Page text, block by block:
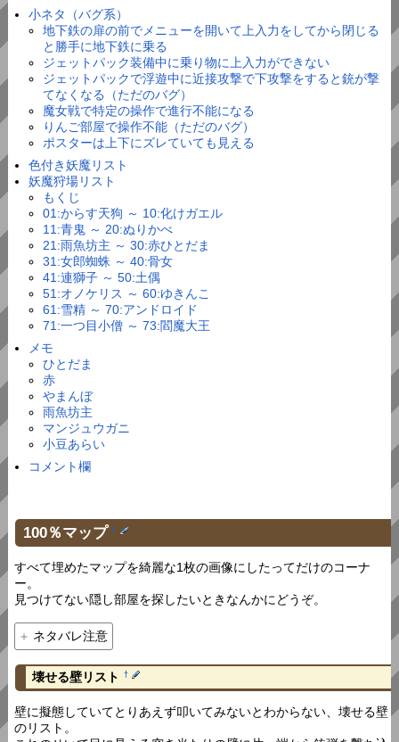
小ネタ（バグ系）
地下鉄の扉の前でメニューを開いて上入力をしてから閉じる
と勝手に地下鉄に乗る
ジェットパック装備中に乗り物に上入力ができない
ジェットパックで浮遊中に近接攻撃で下攻撃をすると銃が撃
てなくなる（ただのバグ）
魔女戦で特定の操作で進行不能になる
りんご部屋で操作不能（ただのバグ）
ポスターは上下にズレていても見える
色付き妖魔リスト
妖魔狩場リスト
もくじ
01:からす天狗 ～ 10:化けガエル
11:青鬼 ～ 20:ぬりかべ
21:雨魚坊主 ～ 30:赤ひとだま
31:女郎蜘蛛 ～ 40:骨女
41:連獅子 ～ 50:土偶
51:オノケリス ～ 60:ゆきんこ
61:雪精 ～ 70:アンドロイド
71:一つ目小僧 ～ 73:閻魔大王
メモ
ひとだま
赤
やまんぼ
雨魚坊主
マンジュウガニ
小豆あらい
コメント欄
100％マップ †
すべて埋めたマップを綺麗な1枚の画像にしたってだけのコーナ
ー。
見つけてない隠し部屋を探したいときなんかにどうぞ。
ネタバレ注意
壊せる壁リスト †
壁に擬態していてとりあえず叩いてみないとわからない、壊せる壁
のリスト。